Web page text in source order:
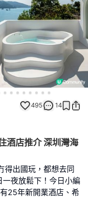
495 14
酒店推介 深圳灣海
得出國玩，都想去同
夜放鬆下！今日小編
25年新開業酒店、希